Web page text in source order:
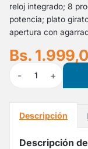
reloj integrado; 8
potencia; plato
apertura con
Bs.
- 1 +
Descripción
Descripción